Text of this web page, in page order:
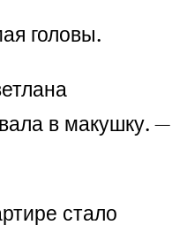
головы.
в макушку. —
стало